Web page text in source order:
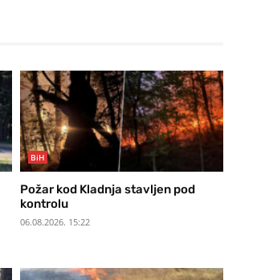
BiH
Požar kod Kladnja stavljen pod
kontrolu
06.08.2026. 15:22